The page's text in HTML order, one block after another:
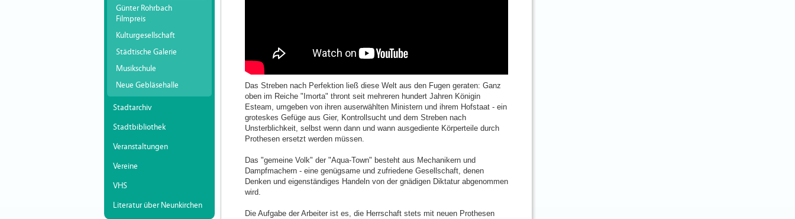
Günter Rohrbach
Filmpreis
Kulturgesellschaft
Städtische Galerie
Musikschule
Neue Gebläsehalle
Stadtarchiv
Stadtbibliothek
Veranstaltungen
Vereine
VHS
Literatur über Neunkirchen
Das Streben nach Perfektion ließ diese Welt aus den Fugen geraten: Ganz
oben im Reiche "Imorta" thront seit mehreren hundert Jahren Königin
Esteam, umgeben von ihren auserwählten Ministern und ihrem Hofstaat - ein
groteskes Gefüge aus Gier, Kontrollsucht und dem Streben nach
Unsterblichkeit, selbst wenn dann und wann ausgediente Körperteile durch
Prothesen ersetzt werden müssen.
Das "gemeine Volk" der "Aqua-Town" besteht aus Mechanikern und
Dampfmachern - eine genügsame und zufriedene Gesellschaft, denen
Denken und eigenständiges Handeln von der gnädigen Diktatur abgenommen
wird.
Die Aufgabe der Arbeiter ist es, die Herrschaft stets mit neuen Prothesen